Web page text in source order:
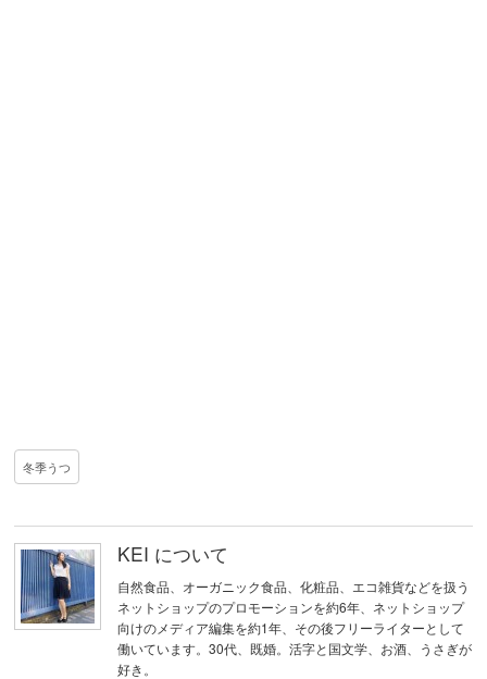
冬季うつ
KEI について
自然食品、オーガニック食品、化粧品、エコ雑貨などを扱う
ネットショップのプロモーションを約6年、ネットショップ
向けのメディア編集を約1年、その後フリーライターとして
働いています。30代、既婚。活字と国文学、お酒、うさぎが
好き。